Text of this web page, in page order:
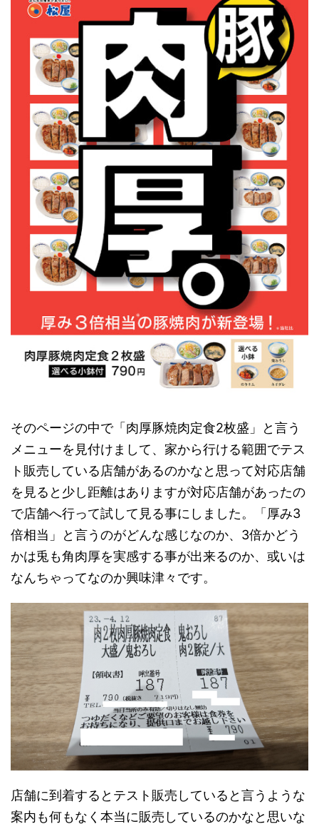
そのページの中で「肉厚豚焼肉定食2枚盛」と言う
メニューを見付けまして、家から行ける範囲でテス
ト販売している店舗があるのかなと思って対応店舗
を見ると少し距離はありますが対応店舗があったの
で店舗へ行って試して見る事にしました。「厚み3
倍相当」と言うのがどんな感じなのか、3倍かどう
かは兎も角肉厚を実感する事が出来るのか、或いは
なんちゃってなのか興味津々です。
店舗に到着するとテスト販売していると言うような
案内も何もなく本当に販売しているのかなと思いな